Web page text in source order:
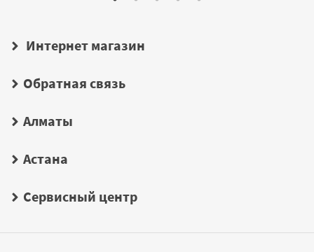
Интернет магазин
Обратная связь
Алматы
Астана
Сервисный центр